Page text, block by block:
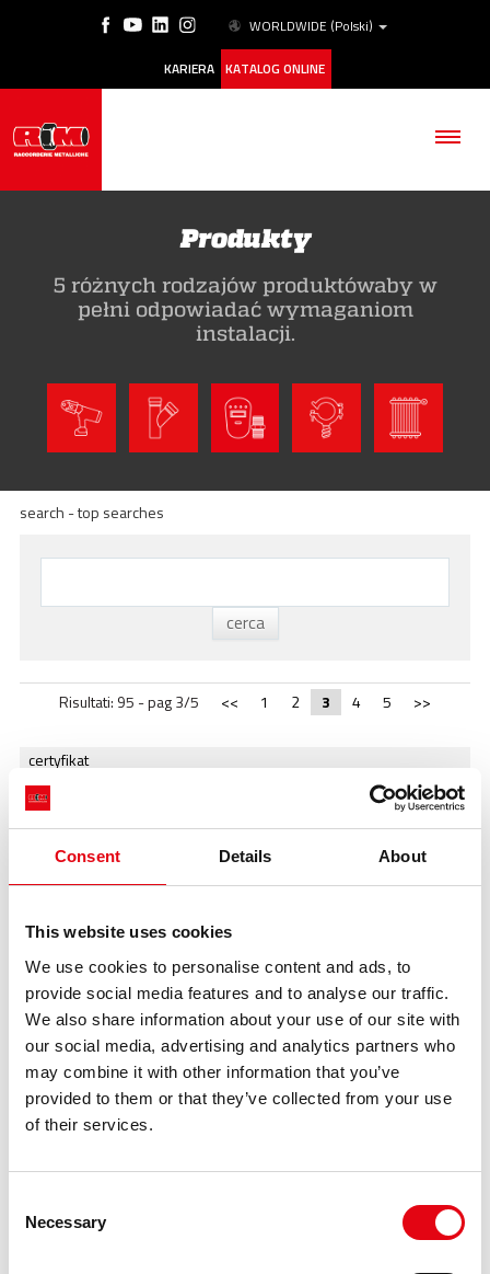
Consent Details About
This website uses cookies
We use cookies to personalise content and ads, to
provide social media features and to analyse our traffic.
We also share information about your use of our site with
our social media, advertising and analytics partners who
may combine it with other information that you’ve
provided to them or that they’ve collected from your use
of their services.
Selection
Necessary
WORLDWIDE (Polski)
KARIERA KATALOG ONLINE
NASZE HISTORIE
ACADEMY
POBIERANIE
Produkty
5 różnych rodzajów produktówaby w
pełni odpowiadać wymaganiom
instalacji.
search - top searches
Risultati: 95 - pag 3/5 << 1 2 3 4 5 >>
certyfikat
uszczelki
inoxpres steam
certyfikaty
kot
zaciskowe
1.4404
dz
aespres gas
bim
pitnej
ocynkowana